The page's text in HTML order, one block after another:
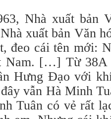
Nhà xuất bản
xuất bản Văn
đeo cái tên mới:
Nam. […] Từ 38A
Hưng Đạo với
vẫn Hà Minh
Tuân có vẻ rất